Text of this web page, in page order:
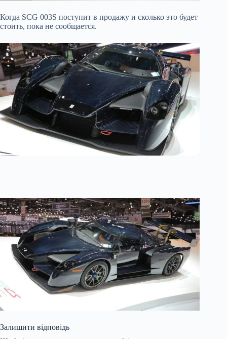
Когда SCG 003S поступит в продажу и сколько это будет
стоить, пока не сообщается.
Залишити відповідь